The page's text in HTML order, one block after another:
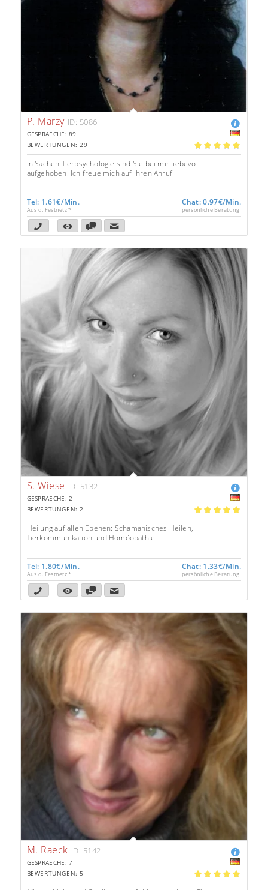
P. Marzy ID: 5086
GESPRAECHE: 89
5.00
BEWERTUNGEN: 29
In Sachen Tierpsychologie sind Sie bei mir liebevoll
aufgehoben. Ich freue mich auf Ihren Anruf!
Tel: 1.61€/Min.
Aus d. Festnetz *
Chat: 0.97€/Min.
persönliche Beratung
S. Wiese ID: 5132
GESPRAECHE: 2
BEWERTUNGEN: 2
Heilung auf allen Ebenen: Schamanisches Heilen,
Tierkommunikation und Homöopathie.
Tel: 1.80€/Min.
Aus d. Festnetz *
Chat: 1.33€/Min.
persönliche Beratung
M. Raeck ID: 5142
GESPRAECHE: 7
BEWERTUNGEN: 5